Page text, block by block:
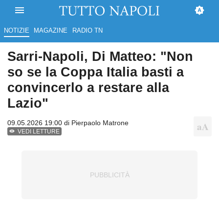
NOTIZIE MAGAZINE RADIO TN
Sarri-Napoli, Di Matteo: "Non
so se la Coppa Italia basti a
convincerlo a restare alla
Lazio"
09.05.2026 19:00 di Pierpaolo Matrone
VEDI LETTURE